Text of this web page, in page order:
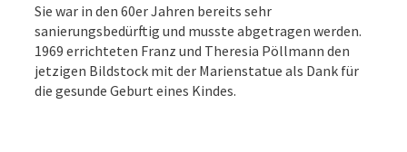
​Sie war in den 60er Jahren bereits sehr
sanierungsbedürftig und musste abgetragen werden.
1969 errichteten Franz und Theresia Pöllmann den
jetzigen Bildstock mit der Marienstatue als Dank für
die gesunde Geburt eines Kindes.